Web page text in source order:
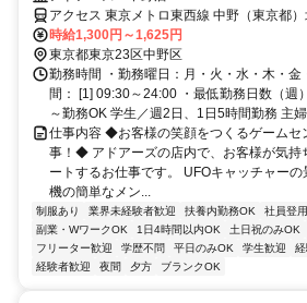
アクセス 東京メトロ東西線 中野（東京都
本線 中野（東京都）北口徒歩約5分、西武
約14分
時給1,300円～1,625円
東京都東京23区中野区
勤務時間 ・勤務曜日：月・火・水・木・金
間： [1] 09:30～24:00 ・最低勤務日数（週
～勤務OK 学生／週2日、1日5時間勤務 主
仕事内容 ◆お客様の笑顔をつくるゲームセ
事！◆ アドアーズの店内で、お客様が気持
ートするお仕事です。 UFOキャッチャー
機の簡単なメン...
制服あり 業界未経験者歓迎 扶養内勤務OK 社員登
副業・WワークOK
1日4時間以内OK 土日祝のみOK
フリーター歓迎
学歴不問 平日のみOK 学生歓迎
経験者歓迎
夜間 夕方 ブランクOK